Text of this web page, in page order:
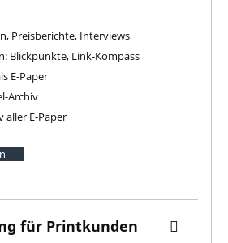
Preisberichte, Interviews
Blickpunkte, Link-Kompass
E-Paper
Archiv
aller E-Paper
für Printkunden